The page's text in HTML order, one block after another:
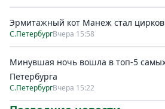
Эрмитажный кот Манеж стал
С.ПетербургВчера 15:58
Минувшая ночь вошла в топ-5
Петербурга
С.ПетербургВчера 15:22